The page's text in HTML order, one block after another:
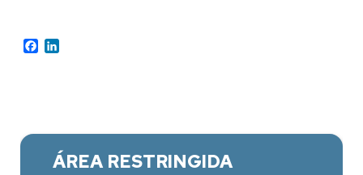
Facebook
ÁREA RESTRINGIDA